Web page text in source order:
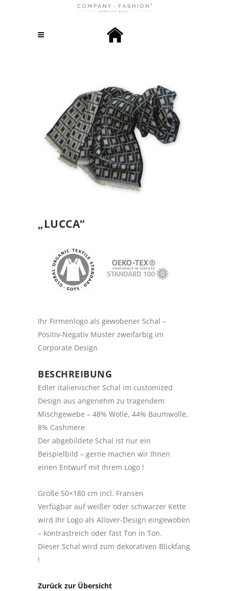
„LUCCA“
Ihr Firmenlogo als gewobener Schal –
Positiv-Negativ Muster zweifarbig im
Corporate Design
BESCHREIBUNG
Edler italienischer Schal im customized
Design aus angenehm zu tragendem
Mischgewebe – 48% Wolle, 44% Baumwolle,
8% Cashmere
Der abgebildete Schal ist nur ein
Beispielbild – gerne machen wir Ihnen
einen Entwurf mit Ihrem Logo !
Größe 50×180 cm incl. Fransen
Verfügbar auf weißer oder schwarzer Kette
wird Ihr Logo als Allover-Design eingewoben
– kontrastreich oder fast Ton in Ton.
Dieser Schal wird zum dekorativen Blickfang
!
Zurück zur Übersicht